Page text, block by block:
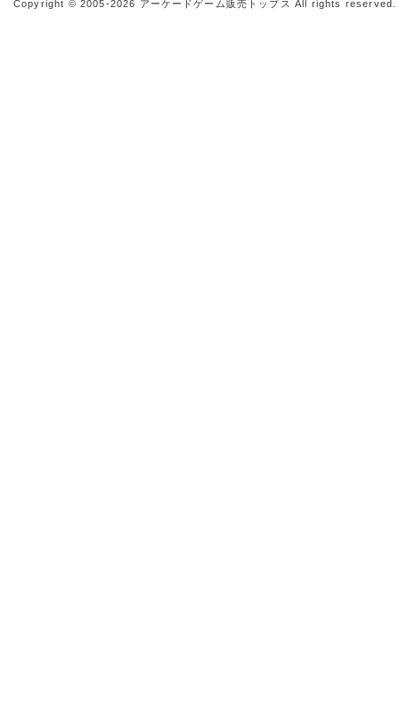
Copyright © 2005-2026 アーケードゲーム販売トップス All rights reserved.